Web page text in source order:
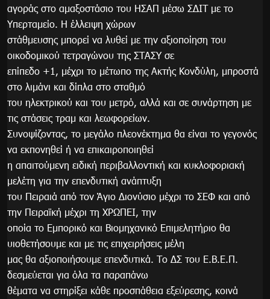
αγοράς στο αμαξοστάσιο του ΗΣΑΠ μέσω ΣΔΙΤ με το
Υπερταμείο. Η έλλειψη χώρων
στάθμευσης μπορεί να λυθεί με την αξιοποίηση του
οικοδομικού τετραγώνου της ΣΤΑΣΥ σε
επίπεδο +1, μέχρι το μέτωπο της Ακτής Κονδύλη, μπροστά
στο λιμάνι και δίπλα στο σταθμό
του ηλεκτρικού και του μετρό, αλλά και σε συνάρτηση με
τις στάσεις τραμ και λεωφορείων.
Συνοψίζοντας, το μεγάλο πλεονέκτημα θα είναι το γεγονός
να εκπονηθεί ή να επικαιροποιηθεί
η απαιτούμενη ειδική περιβαλλοντική και κυκλοφοριακή
μελέτη για την επενδυτική ανάπτυξη
του Πειραιά από τον Άγιο Διονύσιο μέχρι το ΣΕΦ και από
την Πειραϊκή μέχρι τη ΧΡΩΠΕΙ, την
οποία το Εμπορικό και Βιομηχανικό Επιμελητήριο θα
υιοθετήσουμε και με τις επιχειρήσεις μέλη
μας θα αξιοποιήσουμε επενδυτικά. Το ΔΣ του Ε.Β.Ε.Π.
δεσμεύεται για όλα τα παραπάνω
θέματα να στηρίξει κάθε προσπάθεια εξεύρεσης, κοινά